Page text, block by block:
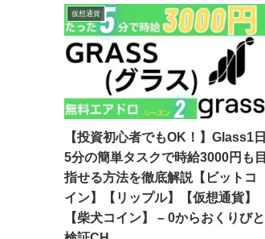
仮想通貨
【投資初心者でもOK！】Glass1日
5分の簡単タスクで時給3000円も目
指せる方法を徹底解説【ビットコ
イン】【リップル】【仮想通貨】
【柴犬コイン】 – 0からおくりびと